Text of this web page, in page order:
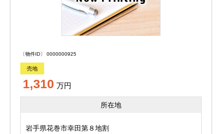
〔物件ID〕 0000000925
売地
1,310 万円
所在地
岩手県花巻市幸田第８地割